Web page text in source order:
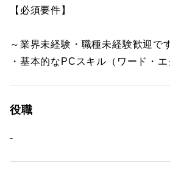
【必須要件】
～業界未経験・職種未経験歓迎で
・基本的なPCスキル（ワード・エ
役職
-